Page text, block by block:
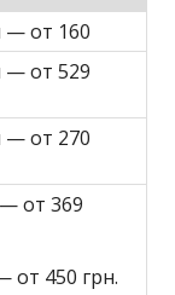
— от 160
— от 529
— от 270
от 369
от 450 грн.